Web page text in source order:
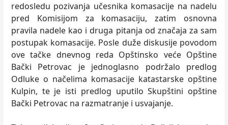
redosledu pozivanja učesnika komasacije na nadelu
pred Komisijom za komasaciju, zatim osnovna
pravila nadele kao i druga pitanja od značaja za sam
postupak komasacije. Posle duže diskusije povodom
ove tačke dnevnog reda Opštinsko veće Opštine
Bački Petrovac je jednoglasno podržalo predlog
Odluke o načelima komasacije katastarske opštine
Kulpin, te je isti predlog uputilo Skupštini opštine
Bački Petrovac na razmatranje i usvajanje.